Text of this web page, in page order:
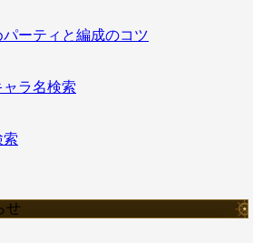
ーティと編成のコツ
ラ名検索
索
せ